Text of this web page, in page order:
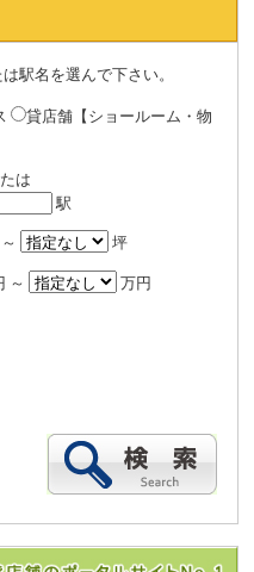
駅名を選んで下さい。
貸店舗【ショールーム・物
たは
駅
坪
～ 万円